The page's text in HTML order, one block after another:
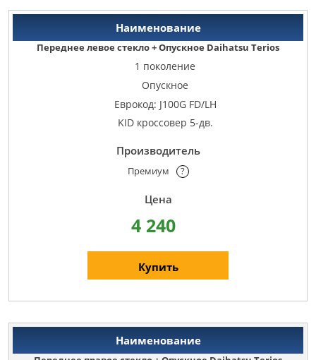
Переднее левое стекло + Опускное Daihatsu Terios
1 поколение
Опускное
Еврокод: J100G FD/LH
KID кроссовер 5-дв.
Премиум ?
4 240
Купить